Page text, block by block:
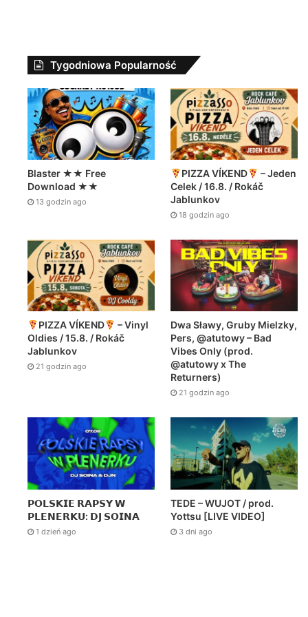
Tygodniowa Popularność
Blaster ★★ Free
Download ★★
13 godzin ago
PIZZA VÍKEND
– Jeden
Celek / 16.8. / Rokáč
Jablunkov
18 godzin ago
PIZZA VÍKEND
– Vinyl
Oldies / 15.8. / Rokáč
Jablunkov
21 godzin ago
Dwa Sławy, Gruby Mielzky,
Pers, @atutowy – Bad
Vibes Only (prod.
@atutowy x The
Returners)
21 godzin ago
𝗣𝗢𝗟𝗦𝗞𝗜𝗘 𝗥𝗔𝗣𝗦𝗬 𝗪
𝗣𝗟𝗘𝗡𝗘𝗥𝗞𝗨: 𝗗𝗝 𝗦𝗢𝗜𝗡𝗔
1 dzień ago
TEDE – WUJOT / prod.
Yottsu [LIVE VIDEO]
3 dni ago